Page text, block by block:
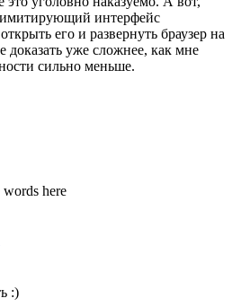
имитирующий интерфейс
его и развернуть браузер на
доказать уже сложнее, как мне
сильно меньше.
here
:)